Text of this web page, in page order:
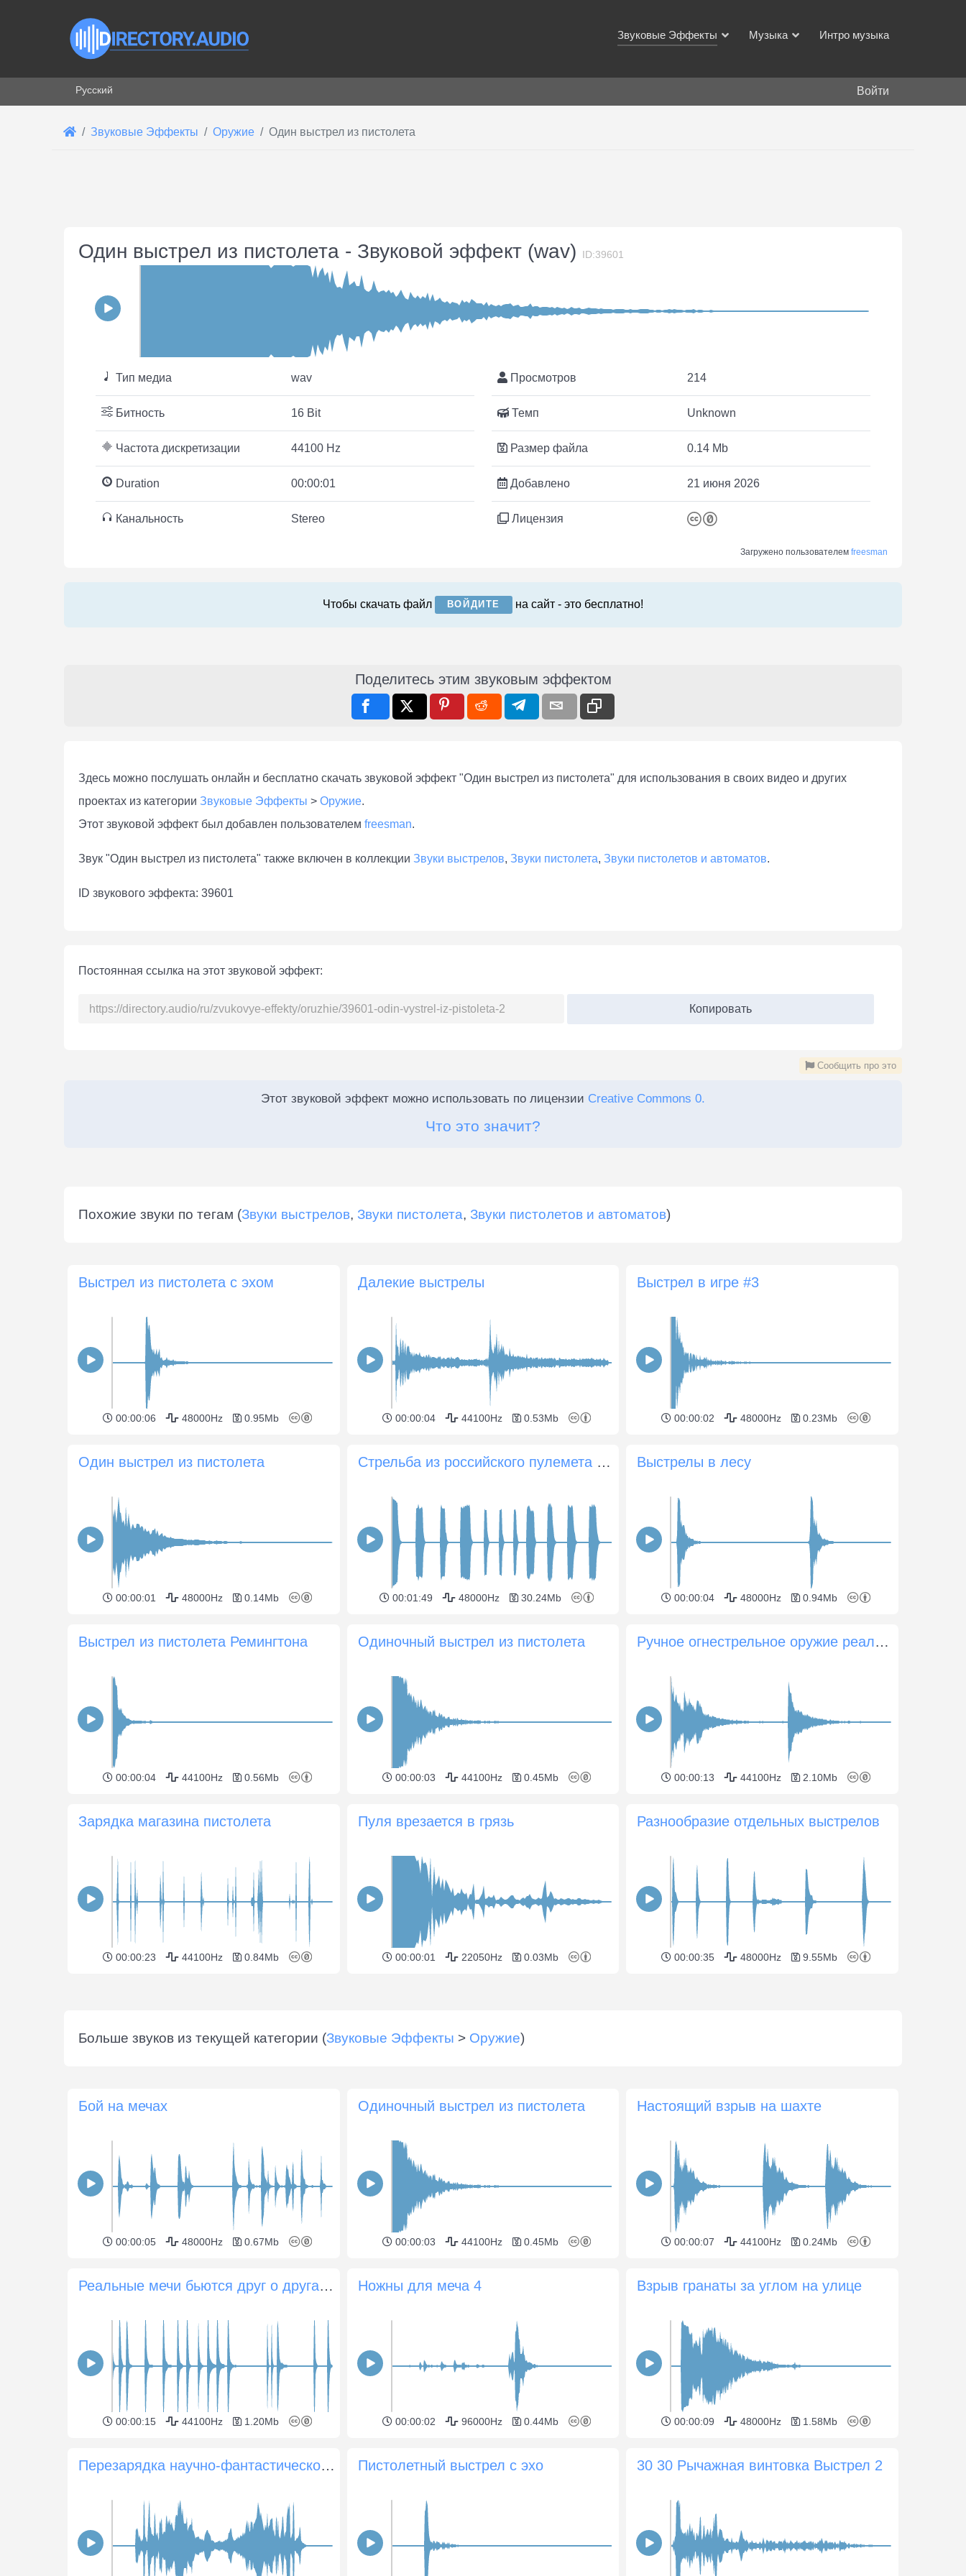
Звуковые Эффекты Музыка Интро музыка
Выберите язык
Русский Войти
Звуковые Эффекты Оружие Один выстрел из пистолета
Один выстрел из пистолета - Звуковой эффект (wav) ID:39601
Тип медиа wav
Битность 16 Bit
Частота дискретизации 44100 Hz
Duration 00:00:01
Канальность Stereo
Просмотров 214
Темп Unknown
Размер файла 0.14 Mb
Добавлено 21 июня 2026
Лицензия
Загружено пользователем freesman
Чтобы скачать файл ВОЙДИТЕ на сайт - это бесплатно!
Поделитесь этим звуковым эффектом
Здесь можно послушать онлaйн и бесплатно скачать звуковой эффект "Один выстрел из пистолета" для использования в своих видео и других
проектах из категории Звуковые Эффекты > Оружие.
Этот звуковой эффект был добавлен пользователем freesman.
Звук "Один выстрел из пистолета" также включен в коллекции Звуки выстрелов, Звуки пистолета, Звуки пистолетов и автоматов.
ID звукового эффекта: 39601
Постоянная ссылка на этот звуковой эффект:
Копировать
Сообщить про это
Этот звуковой эффект можно использовать по лицензии Creative Commons 0.
Что это значит?
Похожие звуки по тегам (Звуки выстрелов, Звуки пистолета, Звуки пистолетов и автоматов)
Выстрел из пистолета с эхом
00:00:06 48000Hz 0.95Mb
Далекие выстрелы
00:00:04 44100Hz 0.53Mb
Выстрел в игре #3
00:00:02 48000Hz 0.23Mb
Один выстрел из пистолета
00:00:01 48000Hz 0.14Mb
Стрельба из российского пулемета Максим
00:01:49 48000Hz 30.24Mb
Выстрелы в лесу
00:00:04 48000Hz 0.94Mb
Выстрел из пистолета Ремингтона
00:00:04 44100Hz 0.56Mb
Одиночный выстрел из пистолета
00:00:03 44100Hz 0.45Mb
Ручное огнестрельное оружие реально стреляет
00:00:13 44100Hz 2.10Mb
Зарядка магазина пистолета
00:00:23 44100Hz 0.84Mb
Пуля врезается в грязь
00:00:01 22050Hz 0.03Mb
Разнообразие отдельных выстрелов
00:00:35 48000Hz 9.55Mb
Больше звуков из текущей категории (Звуковые Эффекты > Оружие)
Бой на мечах
00:00:05 48000Hz 0.67Mb
Одиночный выстрел из пистолета
00:00:03 44100Hz 0.45Mb
Настоящий взрыв на шахте
00:00:07 44100Hz 0.24Mb
Реальные мечи бьются друг о друга (различные лязги)
00:00:15 44100Hz 1.20Mb
Ножны для меча 4
00:00:02 96000Hz 0.44Mb
Взрыв гранаты за углом на улице
00:00:09 48000Hz 1.58Mb
Перезарядка научно-фантастического оружия Пистолетный выстрел с эхо 30 30 Рычажная винтовка Выстрел 2